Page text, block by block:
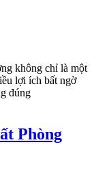
không chỉ là một
lợi ích bất ngờ
đúng
Phòng